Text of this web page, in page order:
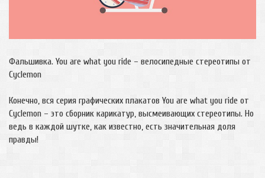
Фальшивка. You are what you ride – велосипедные стереотипы от
Cyclemon
Конечно, вся серия графических плакатов You are what you ride от
Cyclemon – это сборник карикатур, высмеивающих стереотипы. Но
ведь в каждой шутке, как известно, есть значительная доля
правды!